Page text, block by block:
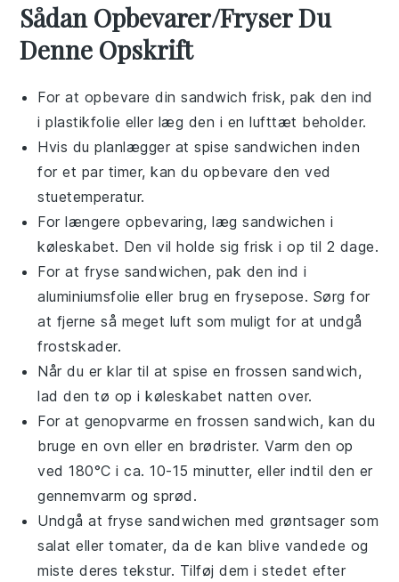
Sådan Opbevarer/Fryser Du
Denne Opskrift
For at opbevare dinsandwich frisk, pak den ind
iplastikfolie eller læg den i en lufttæt beholder.
Hvis du planlægger at spisesandwichen inden
for et par timer, kan du opbevare den ved
stuetemperatur.
For længere opbevaring, lægsandwichen i
køleskabet. Den vil holde sig frisk i op til 2 dage.
For at fryse sandwichen, pak den ind i
aluminiumsfolie eller brug en frysepose. Sørg for
at fjerne så meget luft som muligt for at undgå
frostskader.
Når du er klar til at spise en frossen sandwich,
lad den tø op i køleskabet natten over.
For at genopvarme en frossen sandwich, kan du
bruge en ovn eller en brødrister. Varm den op
ved 180°C i ca. 10-15 minutter, eller indtil den er
gennemvarm og sprød.
Undgå at fryse sandwichen medgrøntsager som
salat ellertomater, da de kan blive vandede og
miste deres tekstur. Tilføj dem i stedet efter